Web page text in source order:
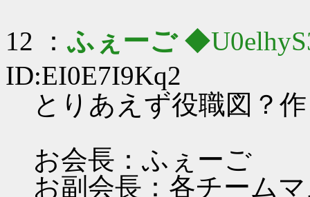
12 ：ふぇーご
ID:EI0E7I9Kq2
とりあえず役職図？
お会長：ふぇーご
お副会長：各チーム